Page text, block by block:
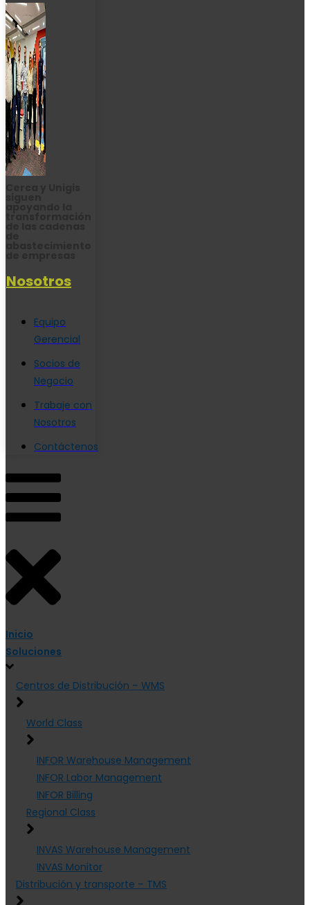
Nosotros
Equipo
Gerencial
Socios de
Negocio
Trabaje con
Nosotros
Contáctenos
Inicio
Soluciones
Centros de Distribución – WMS
World Class
INFOR Warehouse Management
INFOR Labor Management
INFOR Billing
Regional Class
INVAS Warehouse Management
INVAS Monitor
Distribución y transporte – TMS